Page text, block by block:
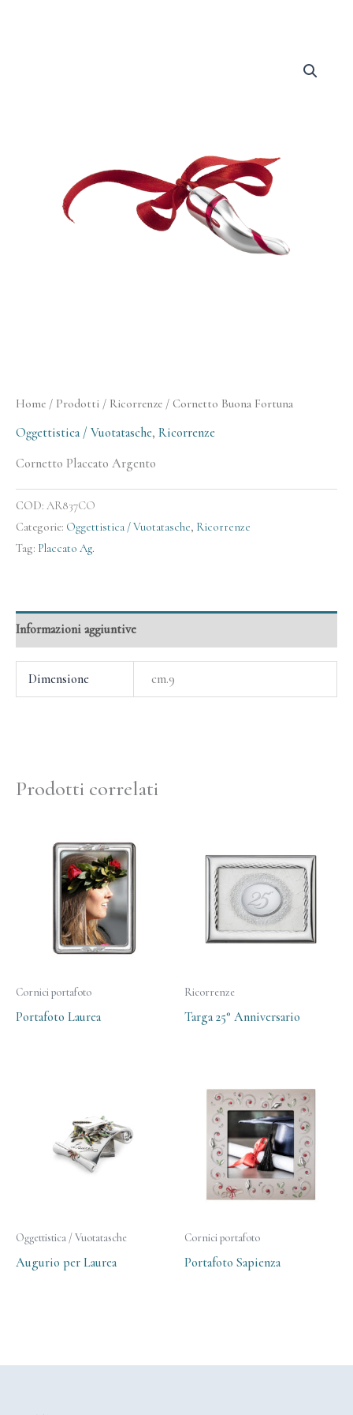
Home / Prodotti / Ricorrenze / Cornetto Buona Fortuna
Oggettistica / Vuotatasche, Ricorrenze
Cornetto Placcato Argento
COD: AR837CO
Categorie: Oggettistica / Vuotatasche, Ricorrenze
Tag: Placcato Ag.
Informazioni aggiuntive
Dimensione cm.9
Prodotti correlati
Cornici portafoto
Portafoto Laurea
Ricorrenze
Targa 25° Anniversario
Oggettistica / Vuotatasche
Augurio per Laurea
Cornici portafoto
Portafoto Sapienza